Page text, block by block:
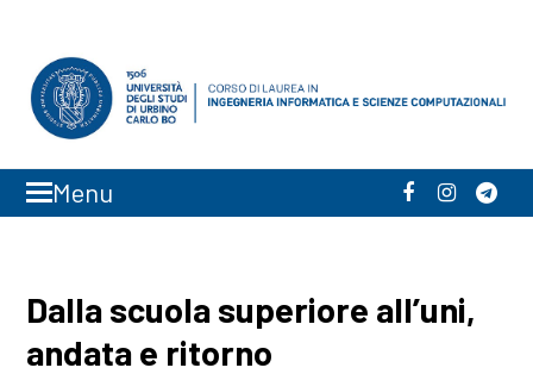
Facebook
Menu
Dalla scuola superiore all’uni,
andata e ritorno